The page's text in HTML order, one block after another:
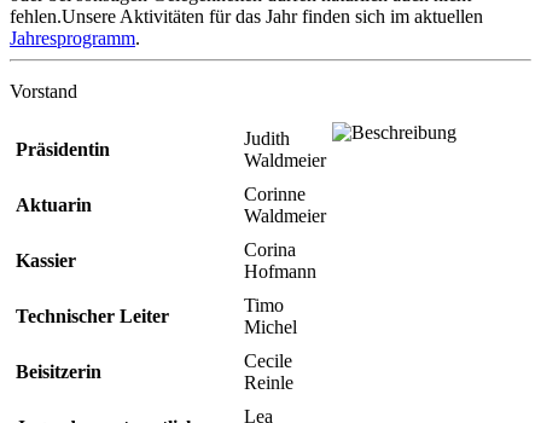
fehlen.Unsere Aktivitäten für das Jahr finden sich im aktuellen
Jahresprogramm.
Vorstand
Präsidentin
Judith
Waldmeier
Aktuarin
Corinne
Waldmeier
Kassier
Corina
Hofmann
Technischer Leiter
Timo
Michel
Beisitzerin
Cecile
Reinle
Lea